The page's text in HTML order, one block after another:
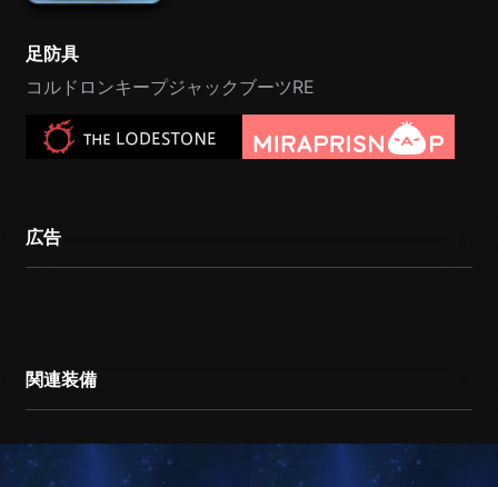
足防具
コルドロンキープジャックブーツRE
広告
関連装備